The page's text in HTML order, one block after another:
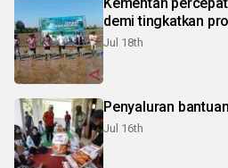
demi tingkatkan
Jul 18th
Penyaluran
Jul 16th